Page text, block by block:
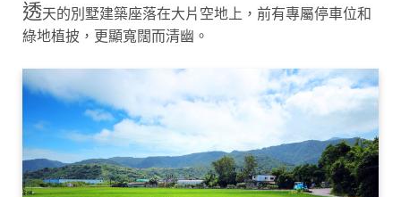
透天的別墅建築座落在大片空地上，前有專屬停車位和
綠地植披，更顯寬闊而清幽。